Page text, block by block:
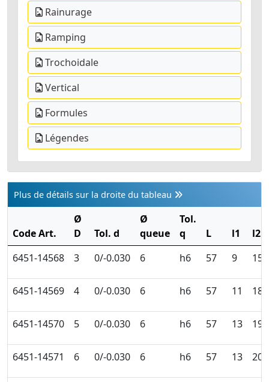
Rainurage
Ramping
Trochoidale
Vertical
Formules
Légendes
Plus de détails sur la droite du tableau
Code Art.
Ø
D
Tol. d
Ø
queue
Tol.
q
L l1
l2
6451-14568
3 0/-0.030 6 h6 57 9 15
6451-14569 4 0/-0.030 6 h6 57 11 18
6451-14570 5 0/-0.030 6 h6 57 13 19
6451-14571 6 0/-0.030 6 h6 57 13 20